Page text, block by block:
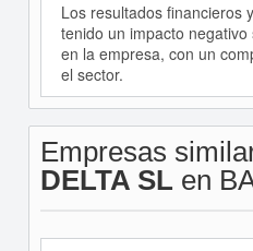
Los resultados financieros
tenido un impacto
en la empresa, con un
el sector.
Empresas
DELTA SL en